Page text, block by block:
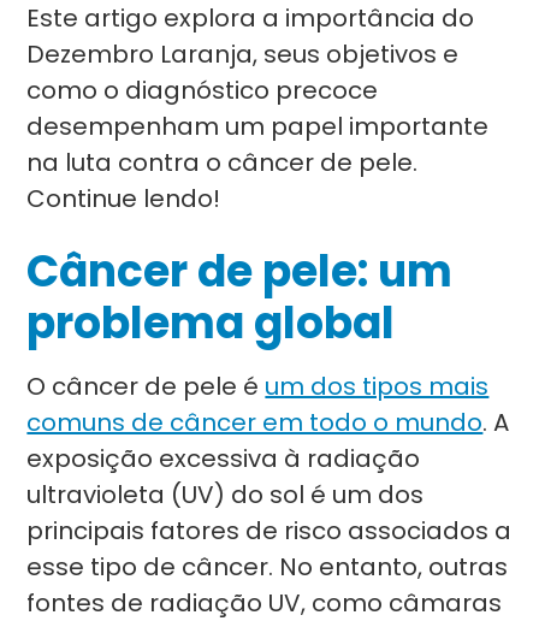
Este artigo explora a importância do
Dezembro Laranja, seus objetivos e
como o diagnóstico precoce
desempenham um papel importante
na luta contra o câncer de pele.
Continue lendo!
Câncer de pele: um
problema global
O câncer de pele é um dos tipos mais
comuns de câncer em todo o mundo. A
exposição excessiva à radiação
ultravioleta (UV) do sol é um dos
principais fatores de risco associados a
esse tipo de câncer. No entanto, outras
fontes de radiação UV, como câmaras